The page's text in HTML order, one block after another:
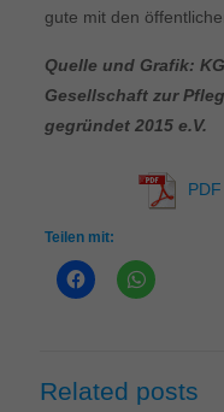
gute mit den
Quelle und Grafik:
Gesellschaft zur
gegründet 2015 e.V.
Teilen mit:
Related posts